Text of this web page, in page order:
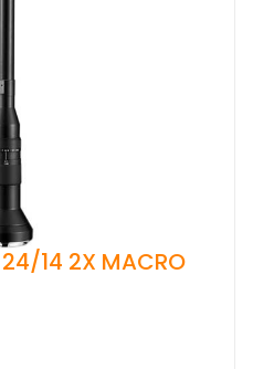
14 2X MACRO